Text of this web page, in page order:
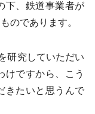
下、鉄道事業者が
のであります。
研究していただい
けですから、こう
きたいと思うんで